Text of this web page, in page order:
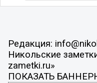
Редакция:
Никольские
zametki.ru»
ПОКАЗАТЬ